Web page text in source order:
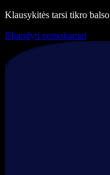
Klausykitės tarsi tikro balso
Išbandyti nemokamai